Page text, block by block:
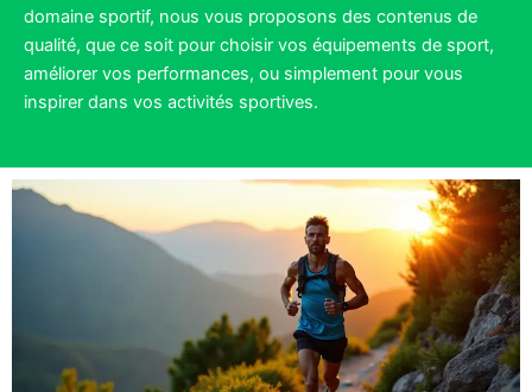
domaine sportif, nous vous proposons des contenus de
qualité, que ce soit pour choisir vos équipements de sport,
améliorer vos performances, ou simplement pour vous
inspirer dans vos activités sportives.